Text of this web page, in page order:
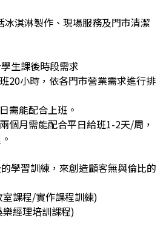
冰淇淋製作、現場服務及門市清潔
生課後時段需求
20小時，依各門市營業需求進行排
需能配合上班。
個月需能配合平日給班1-2天/周，
學習訓練，來創造顧客無與倫比的
課程/實作課程訓練)
經理培訓課程)